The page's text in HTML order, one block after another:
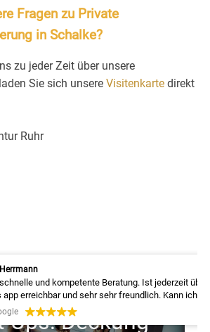
Fragen zu Private
in Schalke?
zu jeder Zeit über unsere
Sie sich unsere Visitenkarte direkt
Ruhr
für
Ups: Deckung
und kompetente Beratung. Ist jederzeit über
und sehr sehr freundlich. Kann ich